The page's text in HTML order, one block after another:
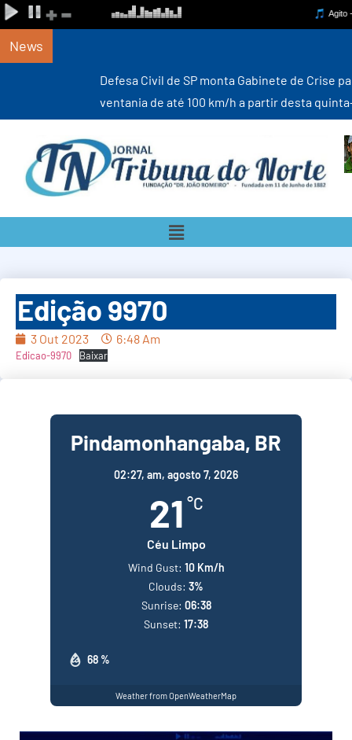
News
Defesa Civil de SP monta Gabinete de Crise para monitorar
ventania de até 100 km/h a partir desta quinta-feira (6)
Edição 9970
3 Out 2023 6:48 Am
Edicao-9970 Baixar
Pindamonhangaba, BR
02:27, am, agosto 7, 2026
21 °C
Céu Limpo
68 %
Wind Gust: 10 Km/h
Clouds: 3%
Sunrise: 06:38
Sunset: 17:38
Weather from OpenWeatherMap